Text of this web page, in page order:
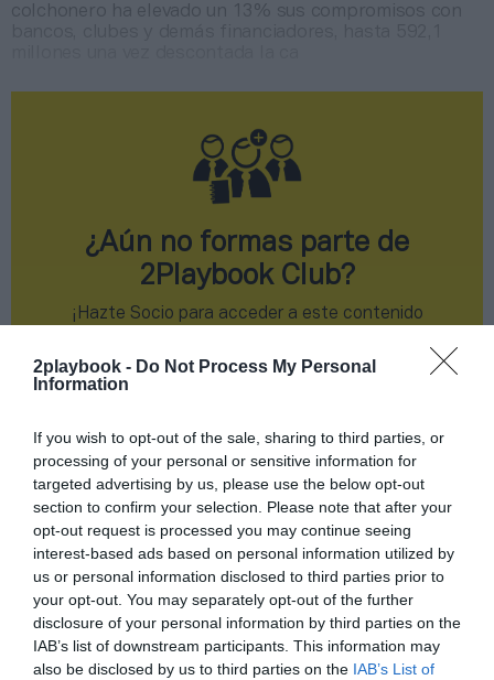
2playbook - Do Not Process My Personal
Information
If you wish to opt-out of the sale, sharing to third parties, or
processing of your personal or sensitive information for
targeted advertising by us, please use the below opt-out
section to confirm your selection. Please note that after your
opt-out request is processed you may continue seeing
interest-based ads based on personal information utilized by
us or personal information disclosed to third parties prior to
your opt-out. You may separately opt-out of the further
disclosure of your personal information by third parties on the
IAB’s list of downstream participants. This information may
also be disclosed by us to third parties on the IAB’s List of
Índex
Atlético de Madrid
colchonero ha elevado un 13% sus compromisos con
¿Aún no formas parte de
2Playbook Club?
¡Hazte Socio para acceder a este contenido
¡Suscríbete! Inicia sesión
Compartir
Imprimir